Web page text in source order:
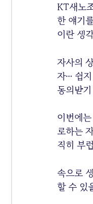
KT새노
한 얘기
이란 생
자사의
자… 쉽
동의받
이번에
로하는
직히 부
속으로
할 수 있